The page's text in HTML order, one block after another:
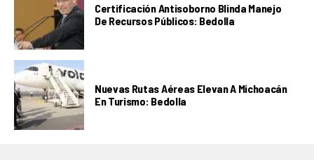
Certificación Antisoborno Blinda Manejo
De Recursos Públicos: Bedolla
Nuevas Rutas Aéreas Elevan A Michoacán
En Turismo: Bedolla